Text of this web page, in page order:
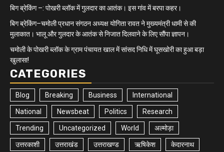
बिग ब्रेकिंग –: पोखरी ब्लॉक में गुलदार का आतंक। इस गांव में बरपा कहर।
बिग ब्रेकिंग–चमोली प्रधान संगठन अध्यक्ष योगिता रावत ने मुख्यमंत्री धामी से की
मुलाकात। भालू और गुलदार के आतंक से निजात दिलवाने के लिए सौंपा ज्ञापन।
चमोली के पोखरी ब्लॉक के ग्राम पंचायत खाल में सांसद निधि में घूसखोरी का हुआ बड़ा
खुलासा!
CATEGORIES
Blog Breaking Business International
National Newsbeat Politics Research
Trending Uncategorized World अल्मोड़ा
उत्तरकाशी उत्तराखंड उत्तराखण्ड ऋषिकेश केदारनाथ